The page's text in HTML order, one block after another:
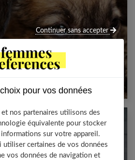
chien pleurent : que
pour vos données
et nos partenaires utilisons des
équivalente pour stocker
sur votre appareil.
utiliser certaines de vos données
vos données de navigation et
Continuer sans accepter